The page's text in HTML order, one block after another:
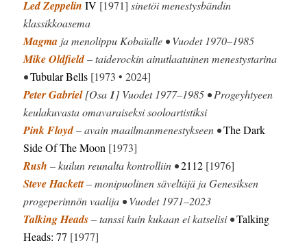
Led Zeppelin IV [1971] sinetöi menestysbändin
klassikkoasema
Magma ja menolippu Kobaïalle • Vuodet 1970–1985
Mike Oldfield– taiderockin ainutlaatuinen menestystarina
•Tubular Bells [1973 • 2024]
Peter Gabriel[Osa1] Vuodet 1977–1985 • Progeyhtyeen
keulakuvasta omavaraiseksi sooloartistiksi
Pink Floyd– avain maailmanmenestykseen •The Dark
Side Of The Moon [1973]
Rush – kuilun reunalta kontrolliin •2112 [1976]
Steve Hackett– monipuolinen säveltäjä ja Genesiksen
progeperinnön vaalija • Vuodet 1971–2023
Talking Heads– tanssi kuin kukaan ei katselisi •Talking
Heads: 77 [1977]